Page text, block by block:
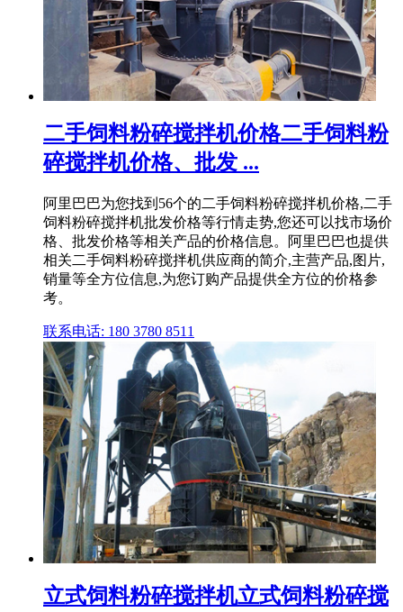
二手饲料粉碎搅拌机价格二手饲料粉
碎搅拌机价格、批发 ...
阿里巴巴为您找到56个的二手饲料粉碎搅拌机价格,二手
饲料粉碎搅拌机批发价格等行情走势,您还可以找市场价
格、批发价格等相关产品的价格信息。阿里巴巴也提供
相关二手饲料粉碎搅拌机供应商的简介,主营产品,图片,
销量等全方位信息,为您订购产品提供全方位的价格参
考。
联系电话: 180 3780 8511
立式饲料粉碎搅拌机立式饲料粉碎搅